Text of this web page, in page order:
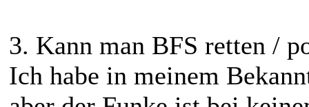
3. Kann man BFS retten /
Ich habe in meinem